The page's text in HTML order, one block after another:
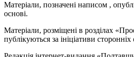
Матеріали, позначені написом ,
основі.
Матеріали, розміщені в розділах
публікуються за ініціативи